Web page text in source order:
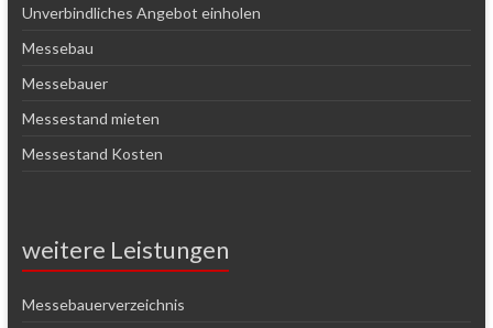
Unverbindliches Angebot einholen
Messebau
Messebauer
Messestand mieten
Messestand Kosten
weitere Leistungen
Messebauerverzeichnis